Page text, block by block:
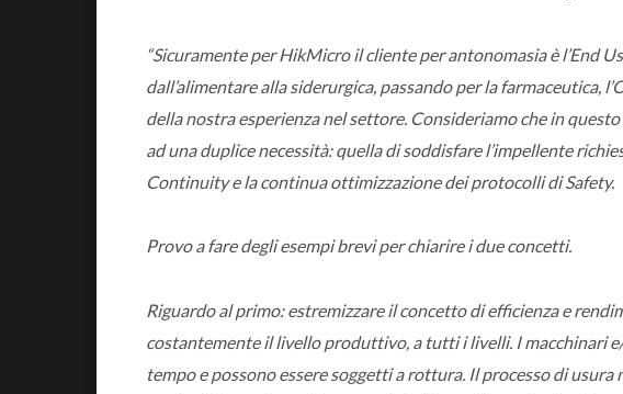
“Sicuramente per HikMicro il cliente per antonomasia è l’End
dall’alimentare alla siderurgica, passando per la farmaceutica,
della nostra esperienza nel settore. Consideriamo che in
ad una duplice necessità: quella di soddisfare l’impellente
Continuity e la continua ottimizzazione dei protocolli di Safety.
Provo a fare degli esempi brevi per chiarire i due concetti.
Riguardo al primo: estremizzare il concetto di efficienza e
costantemente il livello produttivo, a tutti i livelli. I macchinari
tempo e possono essere soggetti a rottura. Il processo di usura